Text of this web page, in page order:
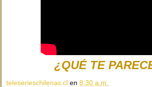
¿QUÉ TE
teleserieschilenas.cl en 8:30 a.m.